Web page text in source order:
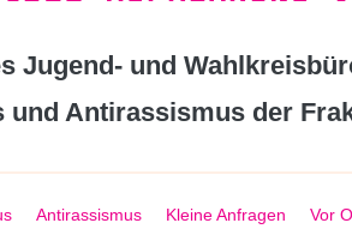
Jugend- und
Antirassismus der
Antirassismus Kleine Anfragen Vor